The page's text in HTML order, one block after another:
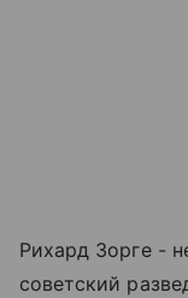
Рихард Зорге -
советский